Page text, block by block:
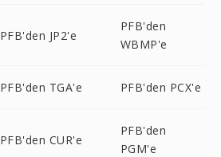
PFB'den JP2'e
PFB'den
WBMP'e
PFB'den TGA'e PFB'den PCX'e
PFB'den CUR'e
PFB'den
PGM'e